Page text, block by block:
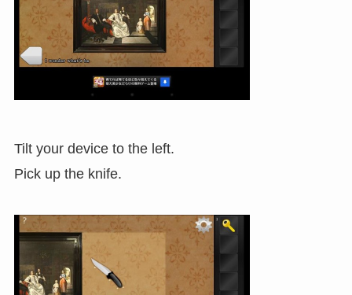
Tilt your device to the left.
Pick up the knife.